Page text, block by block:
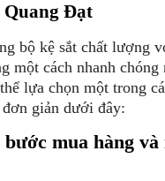
Quang Đạt
bộ kệ sắt chất lượng
một cách nhanh chóng
lựa chọn một trong
giản dưới đây:
mua hàng và